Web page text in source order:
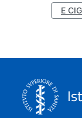
E CIG